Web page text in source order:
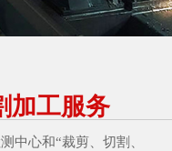
加工服务
中心和“裁剪、切割、